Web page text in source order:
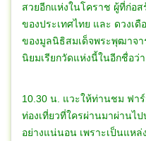
สวยอีกแห่งในโคราช ผู้ที่ก่อ
ของประเทศไทย และ ดวงเ
ของมูลนิธิสมเด็จพระพุฒาจ
นิยมเรียกวัดแห่ง
10.30 น. แวะให้ท่านชม ฟา
ท่องเที่ยวที่ใครผ่านมาผ่านไ
อย่างแน่นอน เพราะเป็นแหล่